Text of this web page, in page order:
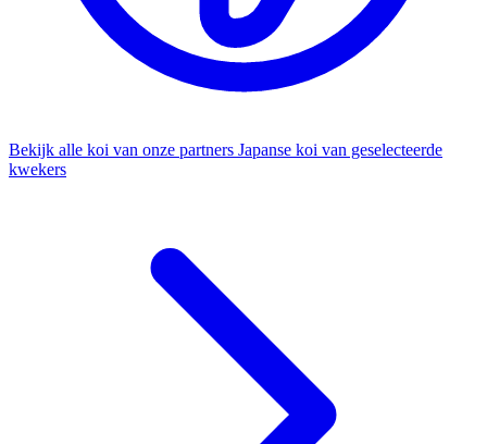
Bekijk alle koi van onze partners Japanse koi van geselecteerde
kwekers